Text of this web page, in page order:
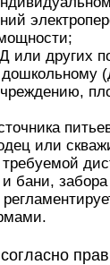
или других
или
и бани,